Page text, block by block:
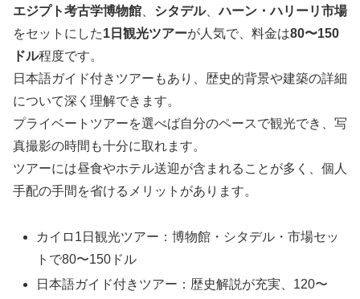
エジプト考古学博物館
シタデル、ハーン・ハリーリ市場
をセットにした1日観光ツアーが人気で、料金は80〜150
ドル程度です。
日本語ガイド付きツアーもあり、歴史的背景や建築の詳細
について深く理解できます。
プライベートツアーを選べば自分のペースで観光でき、写
真撮影の時間も十分に取れます。
ツアーには昼食やホテル送迎が含まれることが多く、個人
手配の手間を省けるメリットがあります。
カイロ1日観光ツアー：博物館・シタデル・市場セッ
トで80〜150ドル
日本語ガイド付きツアー：歴史解説が充実、120〜